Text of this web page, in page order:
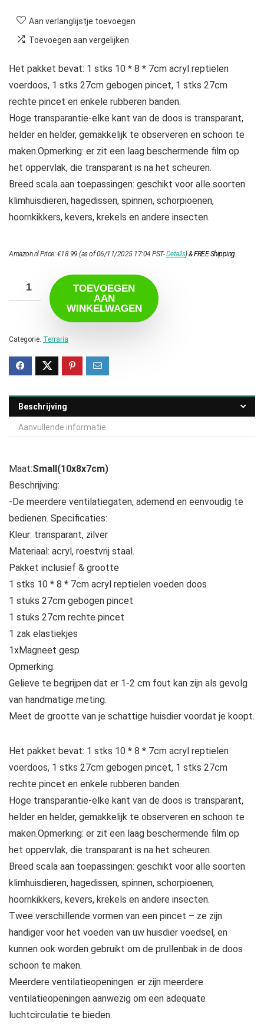
Aan verlanglijstje toevoegen
Toevoegen aan vergelijken
Het pakket bevat: 1 stks 10 * 8 * 7cm acryl reptielen
voerdoos, 1 stks 27cm gebogen pincet, 1 stks 27cm
rechte pincet en enkele rubberen banden.
Hoge transparantie-elke kant van de doos is transparant,
helder en helder, gemakkelijk te observeren en schoon te
maken.Opmerking: er zit een laag beschermende film op
het oppervlak, die transparant is na het scheuren.
Breed scala aan toepassingen: geschikt voor alle soorten
klimhuisdieren, hagedissen, spinnen, schorpioenen,
hoornkikkers, kevers, krekels en andere insecten.
Amazon.nl Price:€18.99 (as of 06/11/2025 17:04 PST-Details)&FREE Shipping.
TOEVOEGEN
AAN
WINKELWAGEN
Categorie: Terraria
Beschrijving
Aanvullende informatie
Maat:Small(10x8x7cm)
Beschrijving:
-De meerdere ventilatiegaten, ademend en eenvoudig te
bedienen. Specificaties:
Kleur: transparant, zilver
Materiaal: acryl, roestvrij staal.
Pakket inclusief & grootte
1 stks 10 * 8 * 7cm acryl reptielen voeden doos
1 stuks 27cm gebogen pincet
1 stuks 27cm rechte pincet
1 zak elastiekjes
1xMagneet gesp
Opmerking:
Gelieve te begrijpen dat er 1-2 cm fout kan zijn als gevolg
van handmatige meting.
Meet de grootte van je schattige huisdier voordat je koopt.
Het pakket bevat: 1 stks 10 * 8 * 7cm acryl reptielen
voerdoos, 1 stks 27cm gebogen pincet, 1 stks 27cm
rechte pincet en enkele rubberen banden.
Hoge transparantie-elke kant van de doos is transparant,
helder en helder, gemakkelijk te observeren en schoon te
maken.Opmerking: er zit een laag beschermende film op
het oppervlak, die transparant is na het scheuren.
Breed scala aan toepassingen: geschikt voor alle soorten
klimhuisdieren, hagedissen, spinnen, schorpioenen,
hoornkikkers, kevers, krekels en andere insecten.
Twee verschillende vormen van een pincet – ze zijn
handiger voor het voeden van uw huisdier voedsel, en
kunnen ook worden gebruikt om de prullenbak in de doos
schoon te maken.
Meerdere ventilatieopeningen: er zijn meerdere
ventilatieopeningen aanwezig om een adequate
luchtcirculatie te bieden.